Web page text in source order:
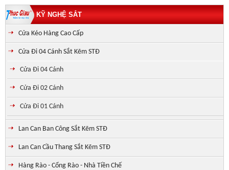
KỸ NGHỆ SẮT
Cửa Kéo Hàng Cao Cấp
Cửa Đi 04 Cánh Sắt Kẽm STĐ
Cửa Đi 04 Cánh
Cửa Đi 02 Cánh
Cửa Đi 01 Cánh
Lan Can Ban Công Sắt Kẽm STĐ
Lan Can Cầu Thang Sắt Kẽm STĐ
Hàng Rào - Cổng Rào - Nhà Tiền Chế